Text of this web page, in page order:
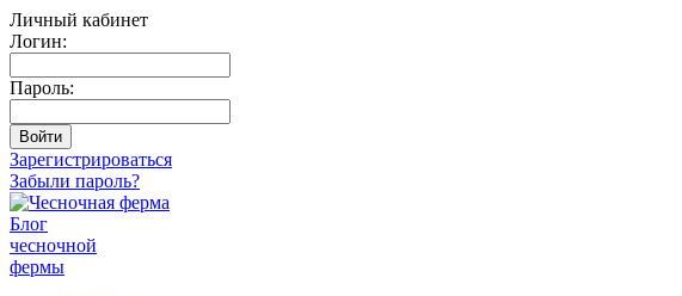
Личный кабинет
Логин:
Пароль:
Зарегистрироваться
Забыли пароль?
Блог
чесночной
фермы